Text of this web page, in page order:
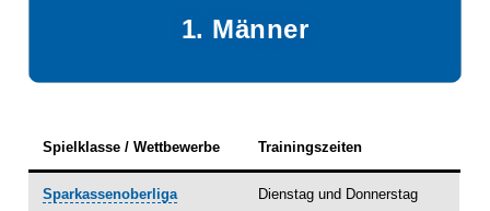
1. Männer
Spielklasse / Wettbewerbe Trainingszeiten
Sparkassenoberliga
Dienstag und Donnerstag